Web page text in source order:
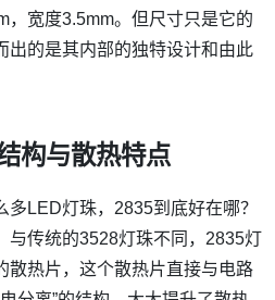
，宽度3.5mm。但尺寸只是它的
出的是其内部的独特设计和由此
构与散热特点
LED灯珠，2835到底好在哪？
与传统的3528灯珠不同，2835灯
散热片，这个散热片直接与电路